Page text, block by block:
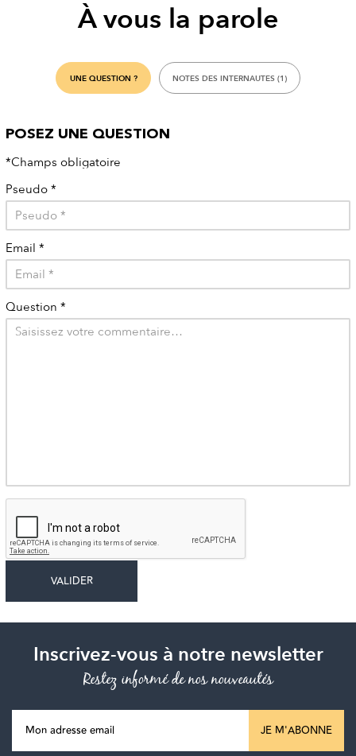
À vous la parole
UNE QUESTION ? NOTES DES INTERNAUTES (1)
POSEZ UNE QUESTION
*Champs obligatoire
Pseudo *
Email *
Question *
Inscrivez-vous à notre newsletter
Restez informé de nos nouveautés
JE M'ABONNE